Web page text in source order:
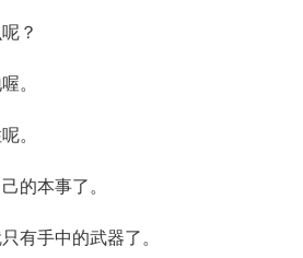
？
。
。
的本事了。
有手中的武器了。